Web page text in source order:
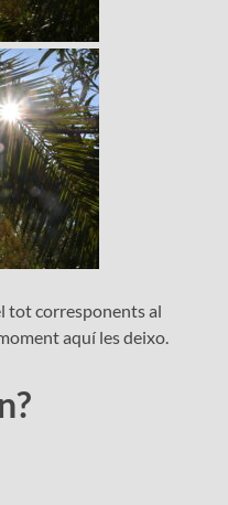
tot corresponents al
aquí les deixo.